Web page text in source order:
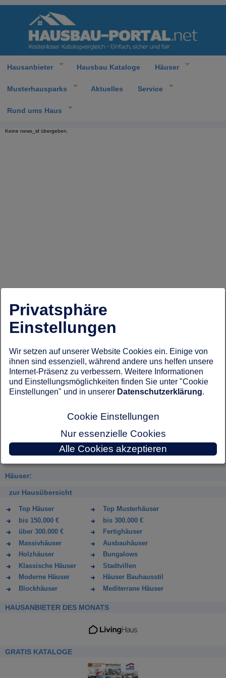
Hausanbieter Hausbau Kataloge Häuser
Musterhausparks Aktuelles Service
Rund ums Haus
Keine news_id übergeben.
Häuser:
zur Hausübersicht
Top Häuser
Top Musterhäuser
bis 150.000 €
bis 300.000 €
über 300.000 €
Fertighäuser
Massivhäuser
Ausbauhäuser
Holzhäuser
Bungalows
Klassische Häuser
Stadtvillen
Moderne Häuser
Häuser Bauhausstil
Blockhäuser
Mediterrane Häuser
HAUSANBIETER DES MONATS
GRATIS KATALOGE
Privatsphäre
Einstellungen
Wir setzen auf unserer Website Cookies ein. Einige von
ihnen sind essenziell, während andere uns helfen unsere
Internet-Präsenz zu verbessern. Weitere Informationen
und Einstellungsmöglichkeiten finden Sie unter "Cookie
Einstellungen" und in unserer Datenschutzerklärung.
Cookie Einstellungen
Nur essenzielle Cookies
Alle Cookies akzeptieren